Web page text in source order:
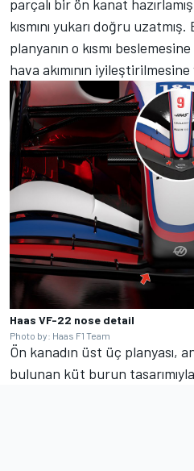
parçalı bir ön kanat
kısmını yukarı doğru
planyanın o kısmı
hava akımının iyileştirilmesine
Haas VF-22 nose detail
Photo by: Haas F1 Team
Ön kanadın üst üç planyası,
bulunan küt burun